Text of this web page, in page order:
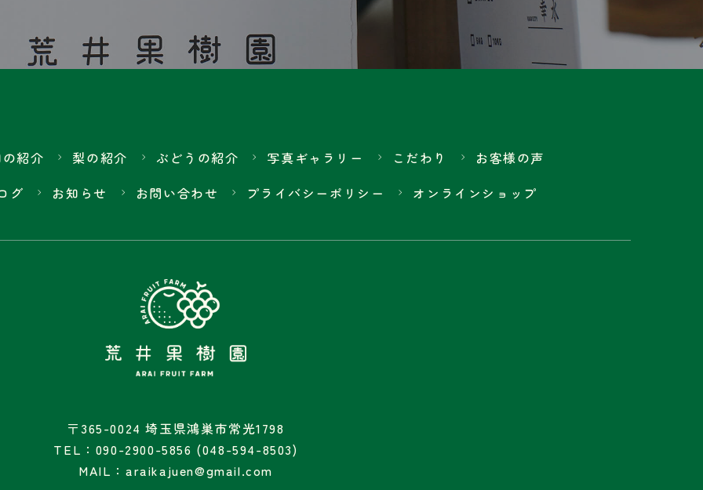
紹介 梨の紹介 ぶどうの紹介 写真ギャラリー こだわり
お客様の声
グ
お知らせ お問い合わせ プライバシーポリシー オンラインショップ
〒365-0024 埼玉県鴻巣市常光1798
TEL：090-2900-5856 (048-594-8503)
MAIL：araikajuen@gmail.com